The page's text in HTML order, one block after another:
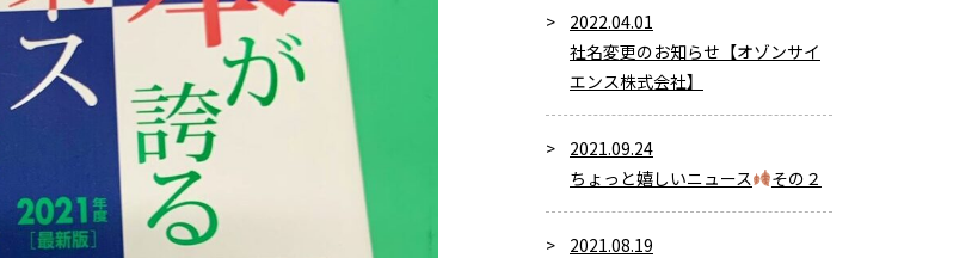
2022.04.01
社名変更のお知らせ【オゾンサイ
エンス株式会社】
2021.09.24
ちょっと嬉しいニュース
その２
2021.08.19